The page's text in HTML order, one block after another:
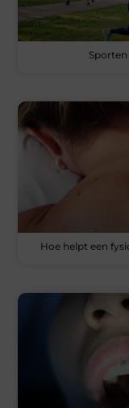
Hoe helpt een